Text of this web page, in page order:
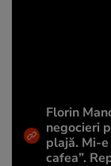
Florin
negocieri
plajă. Mi-e
cafea”.